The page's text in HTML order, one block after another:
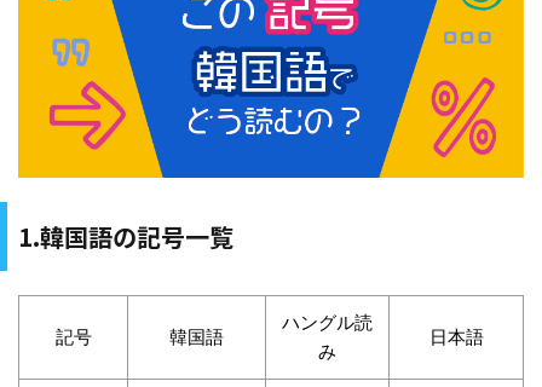
1.韓国語の記号一覧
記号 韓国語
ハングル読
み
日本語